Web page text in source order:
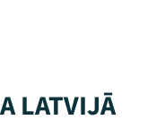
LATVIJĀ